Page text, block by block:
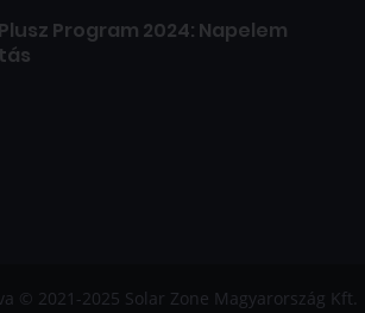
Program 2024: Napelem
© 2021-2025 Solar Zone Magyarország Kft.